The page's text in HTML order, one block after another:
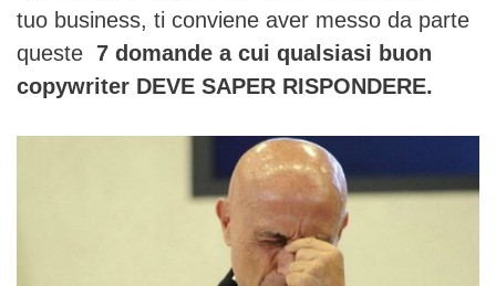
tuo business, ti conviene aver messo da parte
queste 7 domande a cui qualsiasi buon
copywriter DEVE SAPER RISPONDERE.